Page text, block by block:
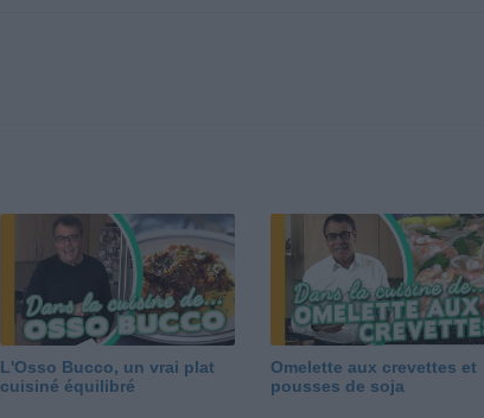
L'Osso Bucco, un vrai plat
cuisiné équilibré
Omelette aux crevettes et
pousses de soja